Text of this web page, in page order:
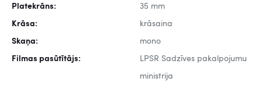
Platekrāns: 35 mm
Krāsa: krāsaina
Skaņa: mono
Filmas pasūtītājs: LPSR Sadzīves pakalpojumu
ministrija